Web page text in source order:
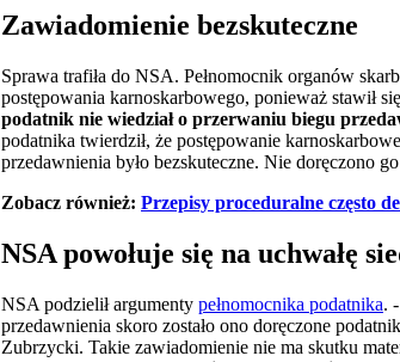
Zawiadomienie bezskuteczne
Sprawa trafiła do NSA. Pełnomocnik organów
postępowania karnoskarbowego, ponieważ stawił
podatnik nie wiedział o przerwaniu biegu
podatnika twierdził, że postępowanie
przedawnienia było bezskuteczne. Nie doręczono
Zobacz również: Przepisy proceduralne często
NSA powołuje się na uchwałę
NSA podzielił argumenty pełnomocnika podatnika.
przedawnienia skoro zostało ono doręczone
Zubrzycki. Takie zawiadomienie nie ma skutku